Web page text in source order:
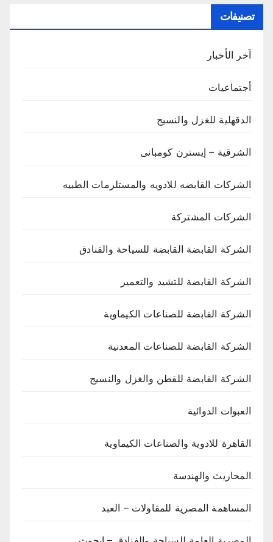
تصنيفات
آخر الأخبار
أجتماعيات
الدقهلية للغزل والنسيج
الشرقية – إيسترن كومبانى
الشركات القابضه للادويه والمستلزمات الطبيه
الشركات المشتركة
الشركة القابضة القابضة للسياحة والفنادق
الشركة القابضة للتشيد والتعمير
الشركة القابضة للصناعات الكيماوية
الشركة القابضة للصناعات المعدنية
الشركة القابضة للقطن والغزل والنسيج
العبوات الدوائية
القاهرة للادوية والصناعات الكيماوية
المحاريث والهندسة
المساهمة المصرية للمقاولات – العبد